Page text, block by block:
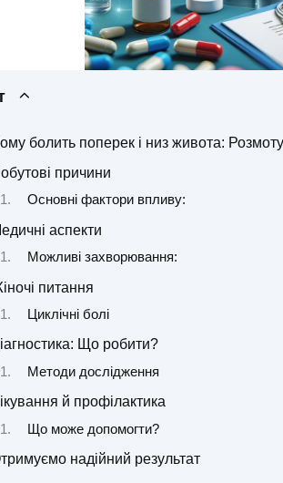
болить поперек і низ живота:
причини
Основні фактори впливу:
аспекти
Можливі захворювання:
питання
Циклічні болі
Що робити?
Методи дослідження
й профілактика
Що може допомогти?
надійний результат